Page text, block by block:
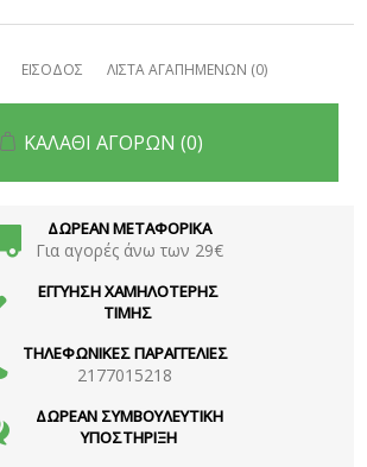
ΕΙΣΟΔΟΣ ΛΙΣΤΑ ΑΓΑΠΗΜΕΝΩΝ (0)
ΚΑΛΑΘΙ ΑΓΟΡΩΝ (0)
ΔΩΡΕΑΝ ΜΕΤΑΦΟΡΙΚΑ
Για αγορές άνω των 29€
ΕΓΓΥΗΣΗ ΧΑΜΗΛΟΤΕΡΗΣ
ΤΙΜΗΣ
ΤΗΛΕΦΩΝΙΚΕΣ ΠΑΡΑΓΓΕΛΙΕΣ
2177015218
ΔΩΡΕΑΝ ΣΥΜΒΟΥΛΕΥΤΙΚΗ
ΥΠΟΣΤΗΡΙΞΗ